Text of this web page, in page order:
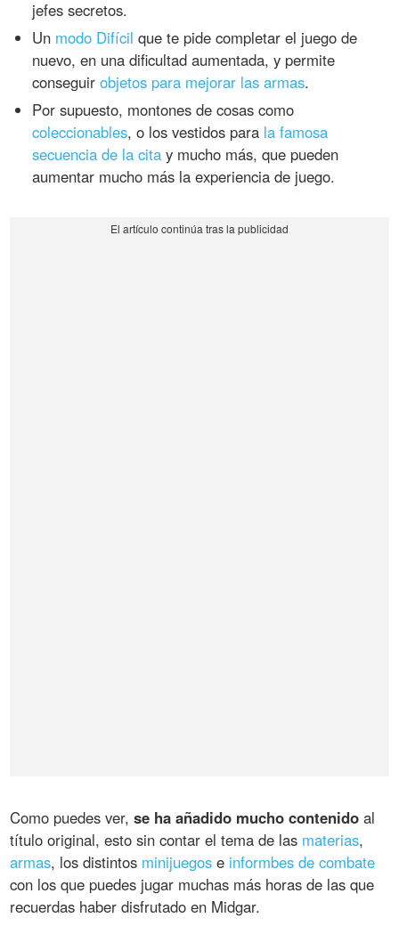
jefes secretos.
Un modo Difícil que te pide completar el juego de
nuevo, en una dificultad aumentada, y permite
conseguirobjetos para mejorar las armas.
Por supuesto, montones de cosas como
coleccionables, o los vestidos para la famosa
secuencia de la cita y mucho más, que pueden
aumentar mucho más la experiencia de juego.
Como puedes ver,se ha añadido mucho contenido al
título original, esto sin contar el tema de las materias,
armas, los distintos minijuegos e informbes de combate
con los que puedes jugar muchas más horas de las que
recuerdas haber disfrutado en Midgar.